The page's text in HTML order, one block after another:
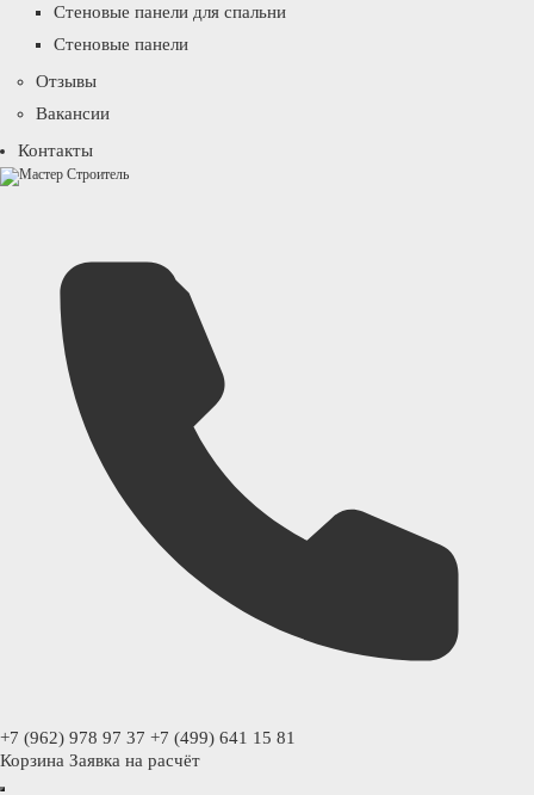
Стеновые панели для спальни
Стеновые панели
Отзывы
Вакансии
Контакты
+7 (962) 978 97 37 +7 (499) 641 15 81
Корзина Заявка на расчёт